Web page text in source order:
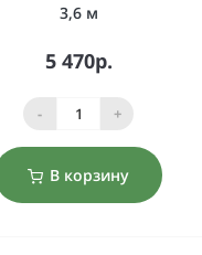
3,6 м
5 470р.
- +
В корзину